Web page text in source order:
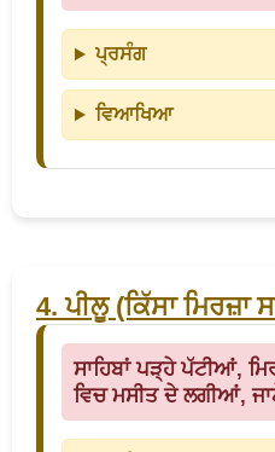
ਪ੍ਰਸੰਗ
ਵਿਆਖਿਆ
4. ਪੀਲੂ (ਕਿੱਸਾ ਮਿਰਜ਼ਾ
ਸਾਹਿਬਾਂ ਪੜ੍ਹੇ ਪੱਟੀਆਂ,
ਵਿਚ ਮਸੀਤ ਦੇ ਲਗੀਆਂ,